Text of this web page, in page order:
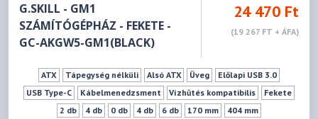
G.SKILL - GM1
SZÁMÍTÓGÉPHÁZ - FEKETE -
GC-AKGW5-GM1(BLACK)
24 470 Ft
(19 267 FT + ÁFA)
ATX Tápegység nélküli Alsó ATX Üveg
Előlapi USB 3.0
USB Type-C
Kábelmenedzsment Vízhűtés kompatibilis
Fekete
2 db
4 db 0 db 4 db 6 db 170 mm 404 mm